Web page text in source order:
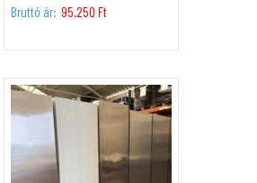
Bruttó ár: 95.250 Ft